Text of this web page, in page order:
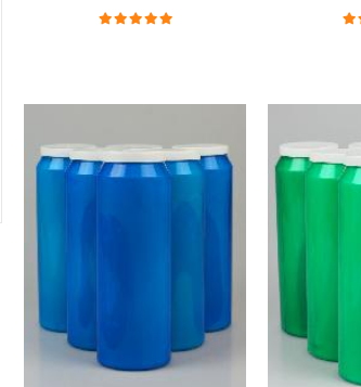
Bougie Neuvaine pour une Guérison - 17.5cm